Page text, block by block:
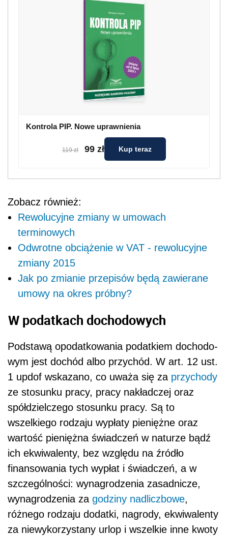
Kontrola PIP. Nowe uprawnienia
119 zł 99 zł Kup teraz
Zobacz również:
Rewolucyjne zmiany w umowach
terminowych
Odwrotne obciążenie w VAT - rewolucyjne
zmiany 2015
Jak po zmianie przepisów będą zawierane
umowy na okres próbny?
W podatkach dochodowych
Podstawą opodatkowania podatkiem dochodo­
wym jest dochód albo przychód. W art. 12 ust.
1 updof wskazano, co uważa się za przychody
ze stosunku pracy, pracy nakładczej oraz
spółdziel­czego stosunku pracy. Są to
wszelkiego rodzaju wypłaty pieniężne oraz
wartość pieniężna świad­czeń w naturze bądź
ich ekwiwalenty, bez względu na źródło
finansowania tych wypłat i świadczeń, a w
szczególności: wynagrodzenia zasadnicze,
wynagrodzenia za godziny nadliczbowe,
różnego rodzaju dodatki, nagrody, ekwiwalenty
za niewy­korzystany urlop i wszelkie inne kwoty